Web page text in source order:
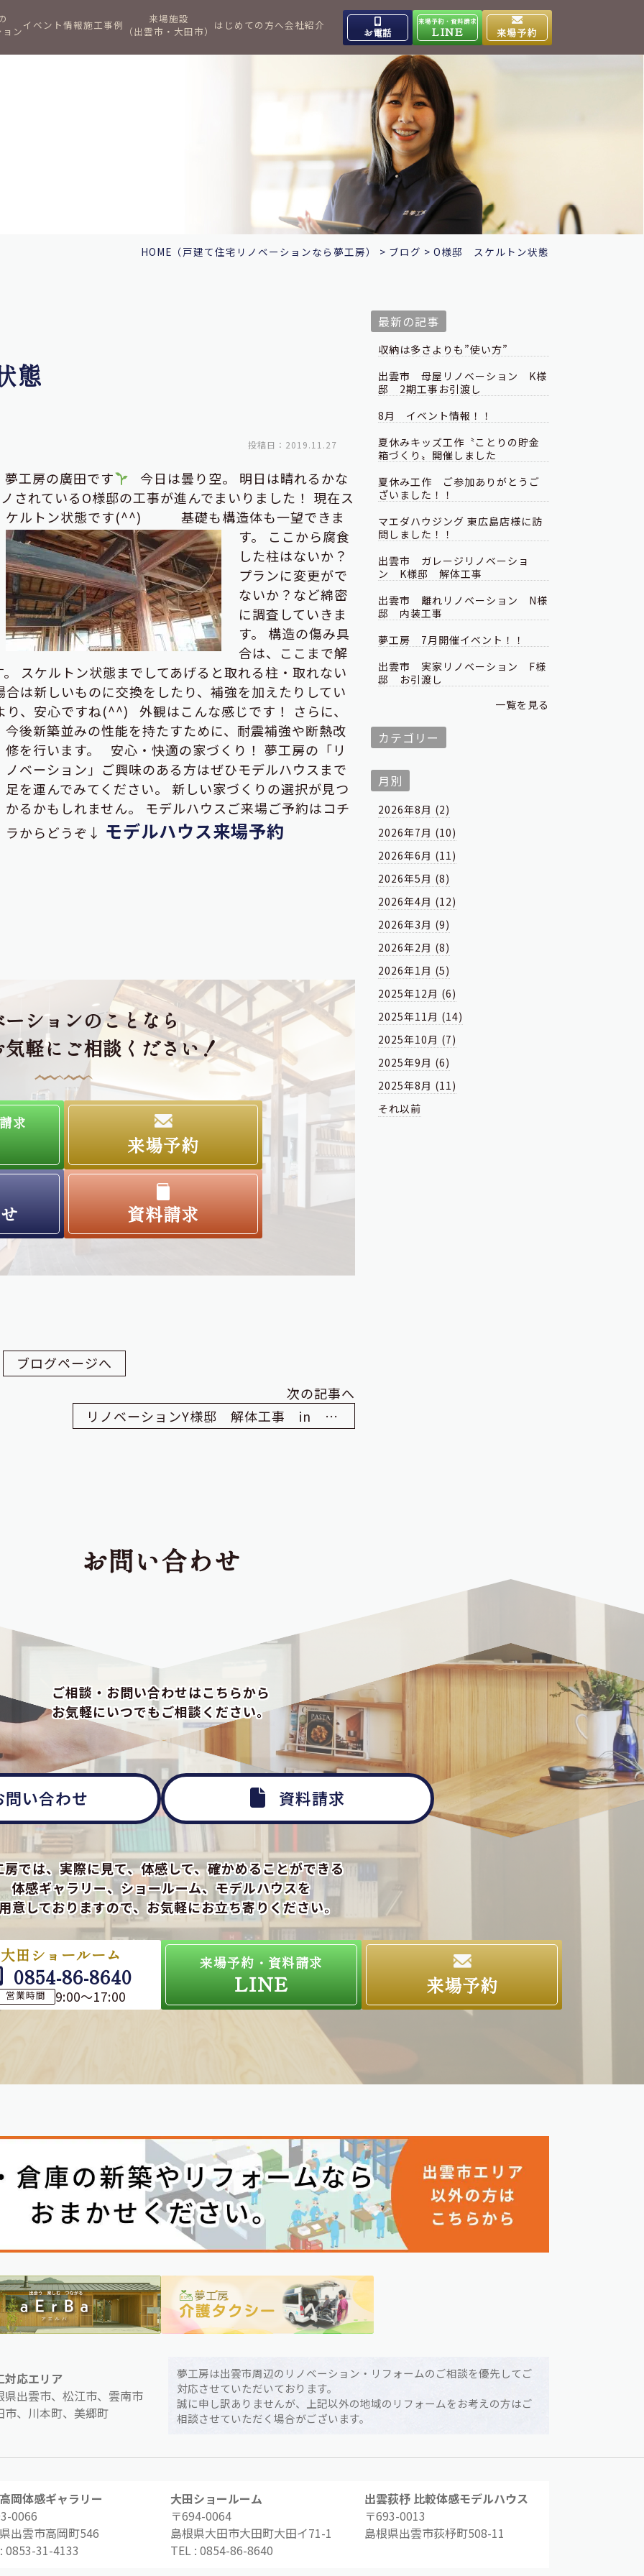
ンイベント情報施工事例
来場施設
（出雲市・大田市） はじめての方へ会社紹介
お電話
出雲高岡体感ギャラリー
0853-31-4133
9:00～17:00
水曜日
大田ショールーム
0854-86-8640
9:00～17:00
定休日 日曜日
来場予約・資料請求
LINE 来場予約
HOME （戸建て住宅リノベーションなら夢工房） > ブログ > O様邸 スケルトン状態
態
投稿日：2019.11.27
工房の廣田です
今日は曇り空。 明日は晴れるかな
されているO様邸の工事が進んでまいりました！ 現在ス
ケルトン状態です(^^)
基礎も構造体も一望できま
す。 ここから腐食
した柱はないか？
プランに変更がで
ないか？など綿密
に調査していきま
す。 構造の傷み具
合は、ここまで解
スケルトン状態までしてあげると取れる柱・取れない
は新しいものに交換をしたり、補強を加えたりしてい
り、安心ですね(^^) 外観はこんな感じです！
さらに、
今後新築並みの性能を持たすために、耐震補強や断熱改
修を行います。 安心・快適の家づくり！ 夢工房の「リ
ノベーション」ご興味のある方はぜひモデルハウスまで
足を運んでみてください。 新しい家づくりの選択が見つ
かるかもしれません。 モデルハウスご来場ご予約はコチ
ラからどうぞ↓ モデルハウス来場予約
ションのことなら
気軽にご相談ください！
求
来場予約
資料請求
ブログページへ
次の記事へ
リノベーションY様邸 解体工事 in 出雲
最新の記事
収納は多さよりも”使い方”
出雲市 母屋リノベーション K様
邸 2期工事お引渡し
8月 イベント情報！！
夏休みキッズ工作〝ことりの貯金
箱づくり〟開催しました
夏休み工作 ご参加ありがとうご
ざいました！！
マエダハウジング 東広島店様に訪
問しました！！
出雲市 ガレージリノベーショ
ン K様邸 解体工事
出雲市 離れリノベーション N様
邸 内装工事
夢工房 7月開催イベント！！
出雲市 実家リノベーション F様
邸 お引渡し
一覧を見る
カテゴリー
月別
2026年8月 (2)
2026年7月 (10)
2026年6月 (11)
2026年5月 (8)
2026年4月 (12)
2026年3月 (9)
2026年2月 (8)
2026年1月 (5)
2025年12月 (6)
2025年11月 (14)
2025年10月 (7)
2025年9月 (6)
2025年8月 (11)
それ以前
お問い合わせ
ご相談・お問い合わせはこちらから
お気軽にいつでもご相談ください。
問い合わせ 資料請求
房では、実際に見て、体感して、確かめることができる
体感ギャラリー、ショールーム、モデルハウスを
意しておりますので、お気軽にお立ち寄りください。
大田ショールーム
0854-86-8640
営業時間 9:00～17:00
来場予約・資料請求
LINE 来場予約
対応エリア
県出雲市、松江市、雲南市
市、川本町、美郷町
夢工房は出雲市周辺のリノベーション・リフォームのご相談を優先してご
対応させていただいております。
誠に申し訳ありませんが、上記以外の地域のリフォームをお考えの方はご
相談させていただく場合がございます。
岡体感ギャラリー
0066
出雲市高岡町546
0853-31-4133
大田ショールーム
〒694-0064
島根県大田市大田町大田イ71-1
TEL : 0854-86-8640
出雲荻杼 比較体感モデルハウス
〒693-0013
島根県出雲市荻杼町508-11